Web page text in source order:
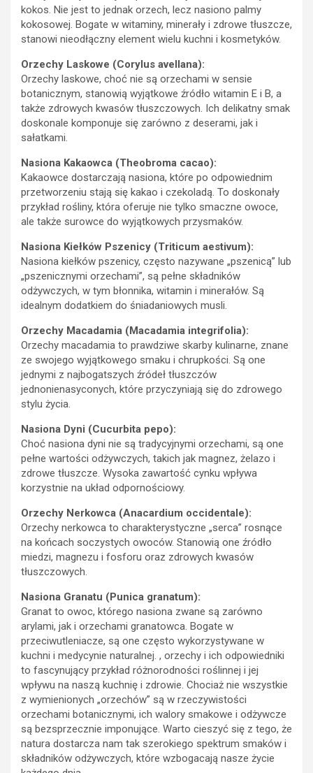
stanowi nieodłączny element wielu kuchni i kosmetyków.
Orzechy Laskowe (Corylus avellana):
Orzechy laskowe, choć nie są orzechami w sensie
botanicznym, stanowią wyjątkowe źródło witamin E i B, a
także zdrowych kwasów tłuszczowych. Ich delikatny smak
doskonale komponuje się zarówno z deserami, jak i
sałatkami.
Nasiona Kakaowca (Theobroma cacao):
Kakaowce dostarczają nasiona, które po odpowiednim
przetworzeniu stają się kakao i czekoladą. To doskonały
przykład rośliny, która oferuje nie tylko smaczne owoce,
ale także surowce do wyjątkowych przysmaków.
Nasiona Kiełków Pszenicy (Triticum aestivum):
Nasiona kiełków pszenicy, często nazywane „pszenicą” lub
„pszenicznymi orzechami”, są pełne składników
odżywczych, w tym błonnika, witamin i minerałów. Są
idealnym dodatkiem do śniadaniowych musli.
Orzechy Macadamia (Macadamia integrifolia):
Orzechy macadamia to prawdziwe skarby kulinarne, znane
ze swojego wyjątkowego smaku i chrupkości. Są one
jednymi z najbogatszych źródeł tłuszczów
jednonienasyconych, które przyczyniają się do zdrowego
stylu życia.
Nasiona Dyni (Cucurbita pepo):
Choć nasiona dyni nie są tradycyjnymi orzechami, są one
pełne wartości odżywczych, takich jak magnez, żelazo i
zdrowe tłuszcze. Wysoka zawartość cynku wpływa
korzystnie na układ odpornościowy.
Orzechy Nerkowca (Anacardium occidentale):
Orzechy nerkowca to charakterystyczne „serca” rosnące
na końcach soczystych owoców. Stanowią one źródło
miedzi, magnezu i fosforu oraz zdrowych kwasów
tłuszczowych.
Nasiona Granatu (Punica granatum):
Granat to owoc, którego nasiona zwane są zarówno
arylami, jak i orzechami granatowca. Bogate w
przeciwutleniacze, są one często wykorzystywane w
kuchni i medycynie naturalnej. , orzechy i ich odpowiedniki
to fascynujący przykład różnorodności roślinnej i jej
wpływu na naszą kuchnię i zdrowie. Chociaż nie wszystkie
z wymienionych „orzechów” są w rzeczywistości
orzechami botanicznymi, ich walory smakowe i odżywcze
są bezsprzecznie imponujące. Warto cieszyć się z tego, że
natura dostarcza nam tak szerokiego spektrum smaków i
składników odżywczych, które wzbogacają nasze życie
każdego dnia.